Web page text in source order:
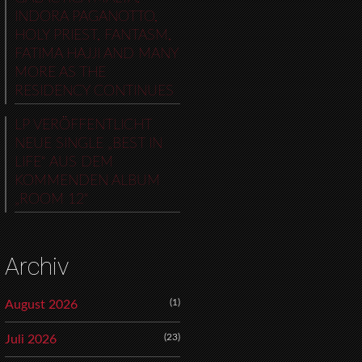
INDORA PAGANOTTO,
HOLY PRIEST, FANTASM,
FATIMA HAJJI AND MANY
MORE AS THE
RESIDENCY CONTINUES
LP VERÖFFENTLICHT
NEUE SINGLE „BEST IN
LIFE“ AUS DEM
KOMMENDEN ALBUM
„ROOM 12“
Archiv
August 2026 (1)
Juli 2026 (23)